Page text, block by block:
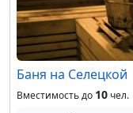
Баня на Селецкой
Вместимость до 10чел.